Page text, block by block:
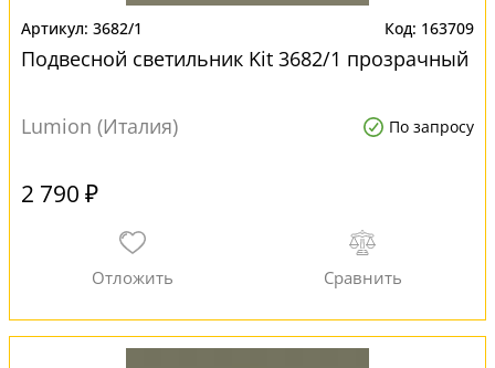
3682/1 163709
Подвесной светильник Kit 3682/1 прозрачный
Lumion (Италия) По запросу
2 790 ₽